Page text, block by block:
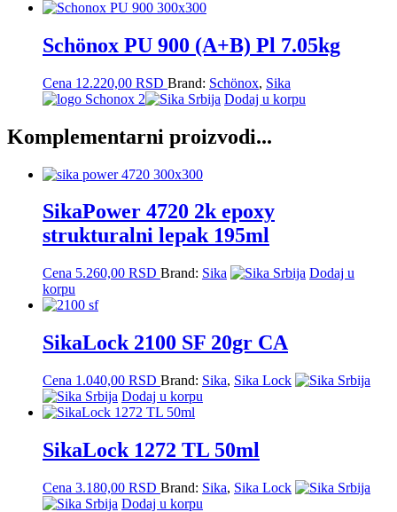
Schönox PU 900 (A+B) Pl 7.05kg
Cena 12.220,00 RSD Brand: Schönox, Sika
Dodaj u korpu
Komplementarni proizvodi...
SikaPower 4720 2k epoxy
strukturalni lepak 195ml
Cena 5.260,00 RSD Brand: Sika
Dodaj u
korpu
SikaLock 2100 SF 20gr CA
Cena 1.040,00 RSD Brand: Sika, Sika Lock
Dodaj u korpu
SikaLock 1272 TL 50ml
Cena 3.180,00 RSD Brand: Sika, Sika Lock
Dodaj u korpu